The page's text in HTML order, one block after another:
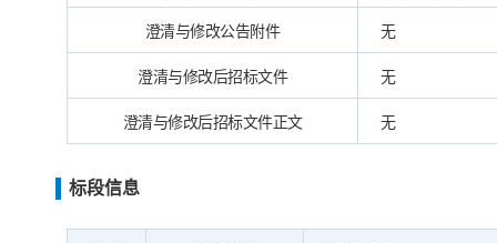
澄清与修改公告附件 无
澄清与修改后招标文件 无
澄清与修改后招标文件正文 无
标段信息